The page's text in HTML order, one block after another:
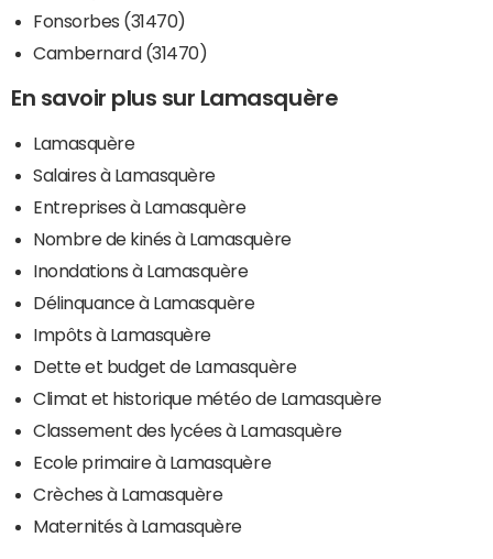
Fonsorbes (31470)
Cambernard (31470)
En savoir plus sur Lamasquère
Lamasquère
Salaires à Lamasquère
Entreprises à Lamasquère
Nombre de kinés à Lamasquère
Inondations à Lamasquère
Délinquance à Lamasquère
Impôts à Lamasquère
Dette et budget de Lamasquère
Climat et historique météo de Lamasquère
Classement des lycées à Lamasquère
Ecole primaire à Lamasquère
Crèches à Lamasquère
Maternités à Lamasquère